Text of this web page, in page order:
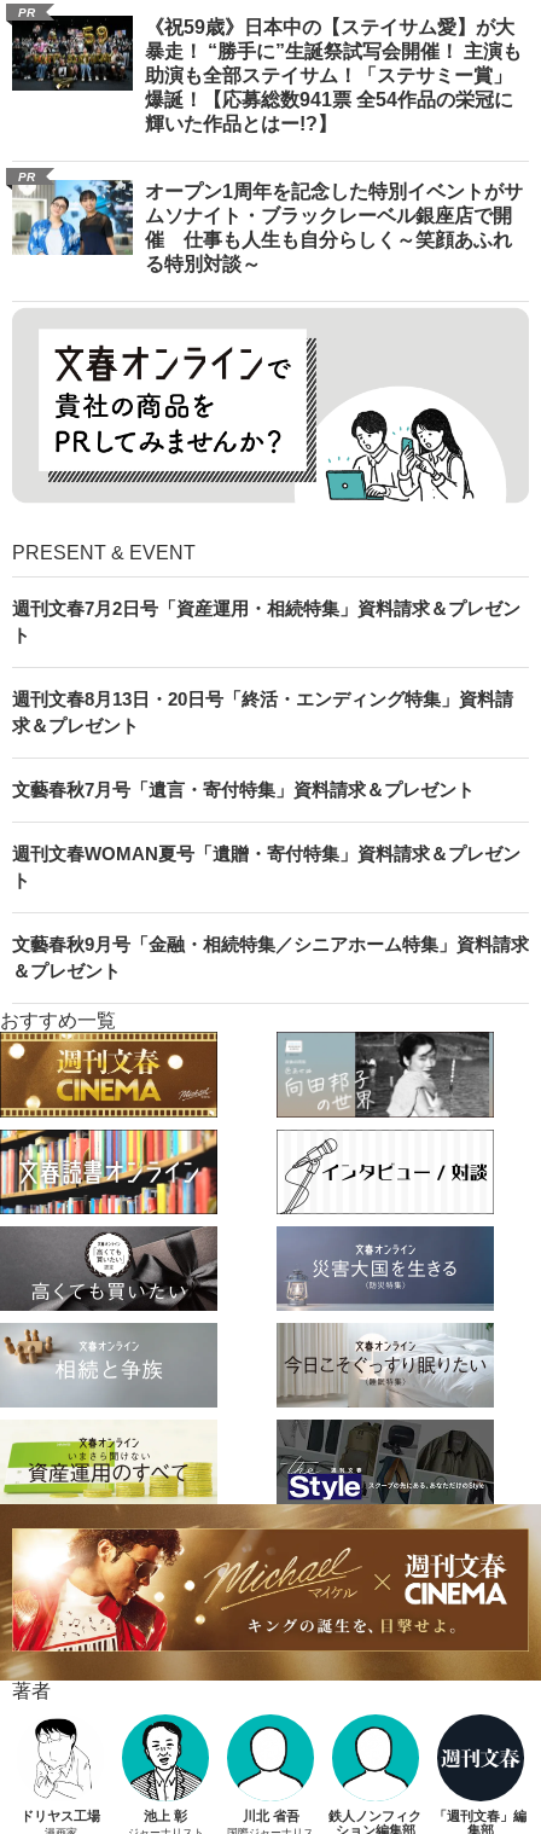
PR
《祝59歳》日本中の【ステイサム愛】が大
暴走！ “勝手に”生誕祭試写会開催！ 主演も
助演も全部ステイサム！「ステサミー賞」
爆誕！【応募総数941票 全54作品の栄冠に
輝いた作品とはー!?】
PR
オープン1周年を記念した特別イベントがサ
ムソナイト・ブラックレーベル銀座店で開
催 仕事も人生も自分らしく～笑顔あふれ
る特別対談～
PRESENT & EVENT
週刊文春7月2日号「資産運用・相続特集」資料請求＆プレゼン
ト
週刊文春8月13日・20日号「終活・エンディング特集」資料請
求＆プレゼント
文藝春秋7月号「遺言・寄付特集」資料請求＆プレゼント
週刊文春WOMAN夏号「遺贈・寄付特集」資料請求＆プレゼン
ト
文藝春秋9月号「金融・相続特集／シニアホーム特集」資料請求
＆プレゼント
おすすめ一覧
著者
ドリヤス工場 池上 彰 川北 省吾
鉄人ノンフィク
ション編集部
「週刊文春」編
集部